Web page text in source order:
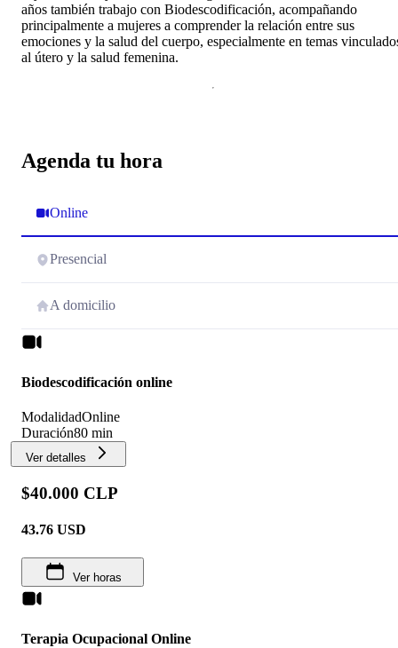
Agenda tu hora
Online
Presencial
A domicilio
Biodescodificación online
ModalidadOnline
Duración80 min
Ver detalles
$40.000 CLP
43.76 USD
Ver horas
Terapia Ocupacional Online
años también trabajo con Biodescodificación, acompañando
principalmente a mujeres a comprender la relación entre sus
emociones y la salud del cuerpo, especialmente en temas
al útero y la salud femenina.